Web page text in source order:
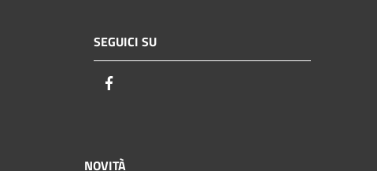
SEGUICI SU
NOVITÀ